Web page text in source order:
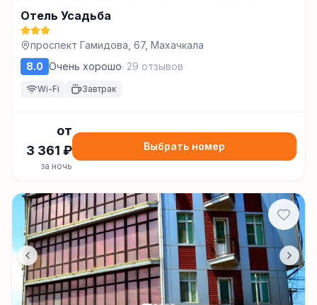
Отель Усадьба
проспект Гамидова, 67, Махачкала
8.0 Очень хорошо· 29 отзывов
Wi-Fi Завтрак
от
3 361 ₽
за ночь
Выбрать номер